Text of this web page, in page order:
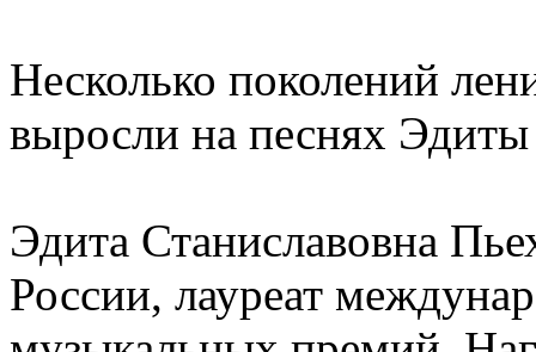
Несколько поколений
выросли на песнях
Эдита Станиславовна
России, лауреат